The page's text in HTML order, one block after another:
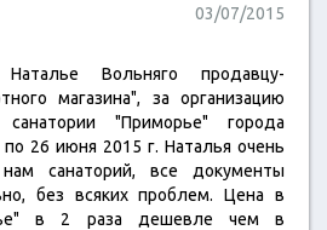
03/07/2015
Вольняго продавцу-
магазина", за организацию
"Приморье" города
26 июня 2015 г. Наталья очень
санаторий, все документы
без всяких проблем. Цена в
в 2 раза дешевле чем в